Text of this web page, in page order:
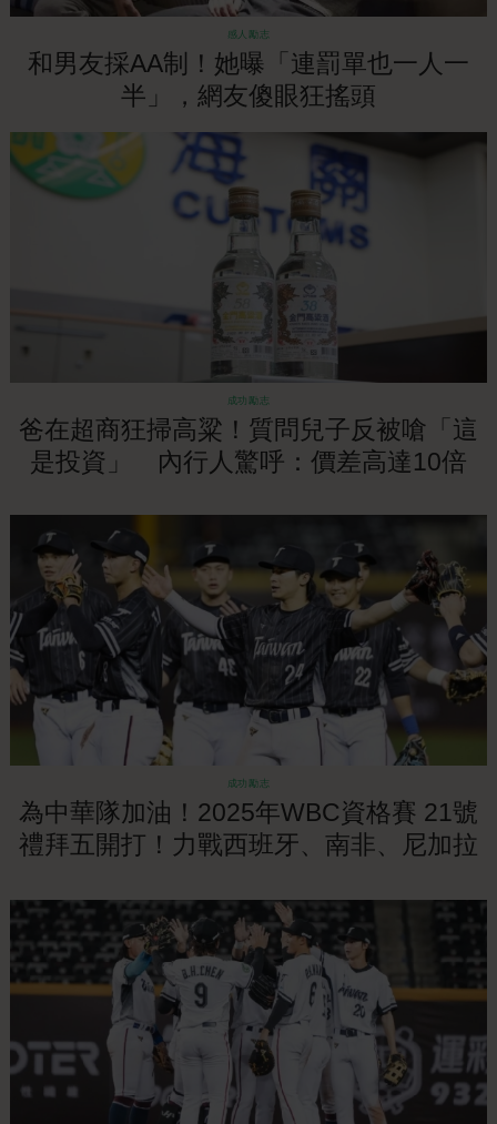
感人勵志
和男友採AA制！她曝「連罰單也一人一
半」，網友傻眼狂搖頭
成功勵志
爸在超商狂掃高粱！質問兒子反被嗆「這
是投資」 內行人驚呼：價差高達10倍
成功勵志
為中華隊加油！2025年WBC資格賽 21號
禮拜五開打！力戰西班牙、南非、尼加拉